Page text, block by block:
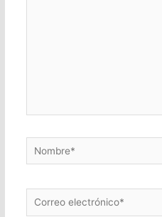
Nombre*
Correo
electrónico*